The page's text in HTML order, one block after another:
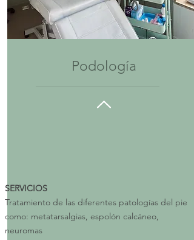
Podología
SERVICIOS
Tratamiento de las diferentes patologías del pie
como: metatarsalgias, espolón calcáneo,
neuromas